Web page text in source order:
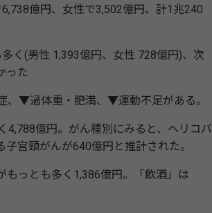
億円、女性で3,502億円、計1兆240
く(男性 1,393億円、女性 728億円)、次
った
▼過体重・肥満、▼運動不足がある。
億円。がん種別にみると、ヘリコバ
宮頸がんが640億円と推計された。
っとも多く1,386億円。「飲酒」は